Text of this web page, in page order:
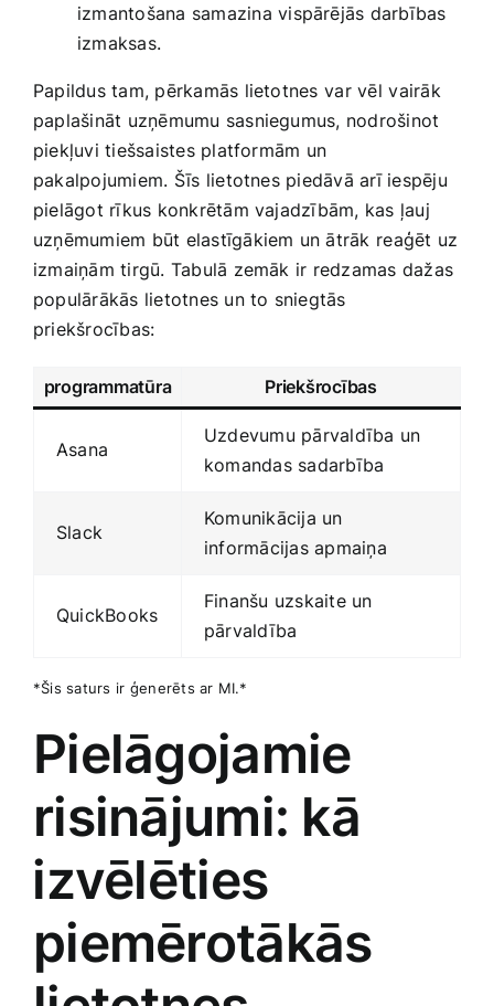
izmantošana samazina vispārējās darbības
izmaksas.
Papildus tam, pērkamās lietotnes⁤ var vēl⁢ vairāk
paplašināt uzņēmumu sasniegumus, nodrošinot
piekļuvi tiešsaistes platformām un
pakalpojumiem. Šīs⁣ lietotnes piedāvā arī iespēju
pielāgot rīkus konkrētām vajadzībām,​ kas ļauj
uzņēmumiem būt elastīgākiem un ātrāk ⁤reaģēt uz
izmaiņām tirgū. Tabulā zemāk ir redzamas dažas‍
populārākās lietotnes un to sniegtās
priekšrocības:
programmatūra Priekšrocības
Asana
Uzdevumu pārvaldība un
komandas sadarbība
Slack
Komunikācija un‍
informācijas apmaiņa
QuickBooks
Finanšu ‌uzskaite un
pārvaldība
*Šis saturs ir ⁣ģenerēts ar MI.*
Pielāgojamie
risinājumi: kā
⁣izvēlēties
piemērotākās